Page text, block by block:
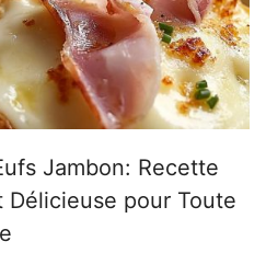
Jambon: Recette
Délicieuse pour Toute